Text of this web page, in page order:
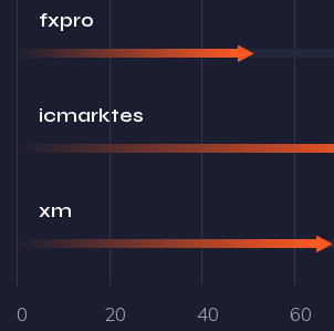
0 20 40 60
fxpro
icmarktes
xm